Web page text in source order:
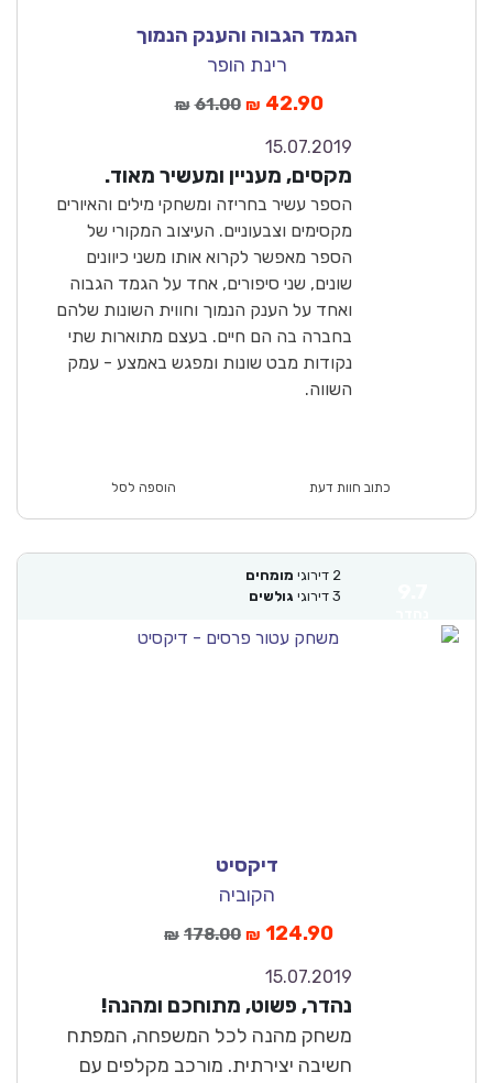
הגמד הגבוה והענק הנמוך
רינת הופר
₪ 61.00 ₪ 42.90
15.07.2019
מקסים, מעניין ומעשיר מאוד.
הספר עשיר בחריזה ומשחקי מילים והאיורים
מקסימים וצבעוניים. העיצוב המקורי של
הספר מאפשר לקרוא אותו משני כיוונים
שונים, שני סיפורים, אחד על הגמד הגבוה
ואחד על הענק הנמוך וחווית השונות שלהם
בחברה בה הם חיים. בעצם מתוארות שתי
נקודות מבט שונות ומפגש באמצע - עמק
השווה.
כתוב חוות דעת הוספה לסל
דירוגימומחים
דירוגיגולשים
דיקסיט
הקוביה
₪ 178.00 ₪ 124.90
15.07.2019
נהדר, פשוט, מתוחכם ומהנה!
משחק מהנה לכל המשפחה, המפתח
חשיבה יצירתית. מורכב מקלפים עם